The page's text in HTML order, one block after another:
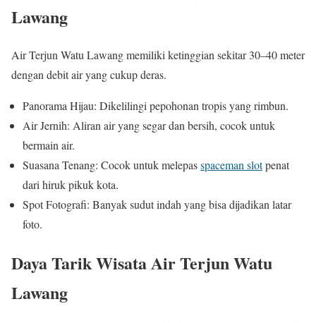
Lawang
Air Terjun Watu Lawang memiliki ketinggian sekitar 30–40 meter
dengan debit air yang cukup deras.
Panorama Hijau: Dikelilingi pepohonan tropis yang rimbun.
Air Jernih: Aliran air yang segar dan bersih, cocok untuk
bermain air.
Suasana Tenang: Cocok untuk melepasspaceman slotpenat
dari hiruk pikuk kota.
Spot Fotografi: Banyak sudut indah yang bisa dijadikan latar
foto.
Daya Tarik Wisata Air Terjun Watu
Lawang